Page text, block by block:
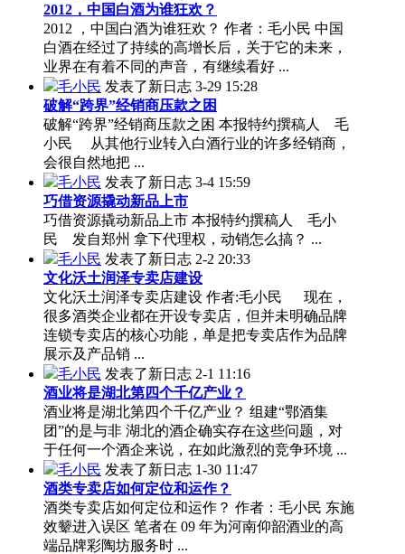
2012，中国白酒为谁狂欢？
2012 ，中国白酒为谁狂欢？ 作者：毛小民 中国
白酒在经过了持续的高增长后，关于它的未来，
业界在有着不同的声音，有继续看好 ...
毛小民 发表了新日志 3-29 15:28
破解“跨界”经销商压款之困
破解“跨界”经销商压款之困 本报特约撰稿人 毛
小民 从其他行业转入白酒行业的许多经销商，
会很自然地把 ...
毛小民 发表了新日志 3-4 15:59
巧借资源撬动新品上市
巧借资源撬动新品上市 本报特约撰稿人 毛小
民 发自郑州 拿下代理权，动销怎么搞？ ...
毛小民 发表了新日志 2-2 20:33
文化沃土润泽专卖店建设
文化沃土润泽专卖店建设 作者:毛小民 现在，
很多酒类企业都在开设专卖店，但并未明确品牌
连锁专卖店的核心功能，单是把专卖店作为品牌
展示及产品销 ...
毛小民 发表了新日志 2-1 11:16
酒业将是湖北第四个千亿产业？
酒业将是湖北第四个千亿产业？ 组建“鄂酒集
团”的是与非 湖北的酒企确实存在这些问题，对
于任何一个酒企来说，在如此激烈的竞争环境 ...
毛小民 发表了新日志 1-30 11:47
酒类专卖店如何定位和运作？
酒类专卖店如何定位和运作？ 作者：毛小民 东施
效颦进入误区 笔者在 09 年为河南仰韶酒业的高
端品牌彩陶坊服务时 ...